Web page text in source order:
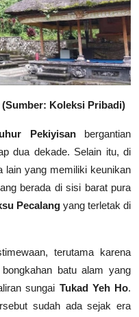
Koleksi Pribadi)
Pekiyisanbergantian
dua dekade. Selain itu, di
lain yang memiliki keunikan
berada di sisi barat pura
Pecalang yang terletak di
terutama karena
batu alam yang
sungai Tukad Yeh Ho.
sudah ada sejak era